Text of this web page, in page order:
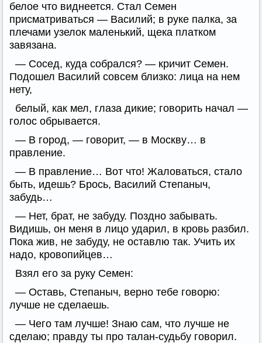
белое что виднеется. Стал Семен
присматриваться — Василий; в руке палка, за
плечами узелок маленький, щека платком
завязана.
— Сосед, куда собрался? — кричит Семен.
Подошел Василий совсем близко: лица на нем
нету,
белый, как мел, глаза дикие; говорить начал —
голос обрывается.
— В город, — говорит, — в Москву… в
правление.
— В правление… Вот что! Жаловаться, стало
быть, идешь? Брось, Василий Степаныч,
забудь…
— Нет, брат, не забуду. Поздно забывать.
Видишь, он меня в лицо ударил, в кровь разбил.
Пока жив, не забуду, не оставлю так. Учить их
надо, кровопийцев…
Взял его за руку Семен:
— Оставь, Степаныч, верно тебе говорю:
лучше не сделаешь.
— Чего там лучше! Знаю сам, что лучше не
сделаю; правду ты про талан-судьбу говорил.